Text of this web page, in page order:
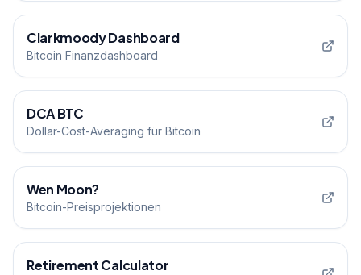
Clarkmoody Dashboard
Bitcoin Finanzdashboard
DCA BTC
Dollar-Cost-Averaging für Bitcoin
Wen Moon?
Bitcoin-Preisprojektionen
Retirement Calculator